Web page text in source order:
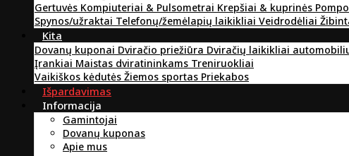
Gertuvės Kompiuteriai & Pulsometrai Krepšiai & kuprinės
Spynos/užraktai Telefonų/žemėlapių laikikliai Veidrodėliai
Kita
Dovanų kuponai Dviračio priežiūra Dviračių laikikliai
Įrankiai Maistas dviratininkams Treniruokliai
Vaikiškos kėdutės Žiemos sportas Priekabos
Išpardavimas
Informacija
Gamintojai
Dovanų kuponas
Apie mus